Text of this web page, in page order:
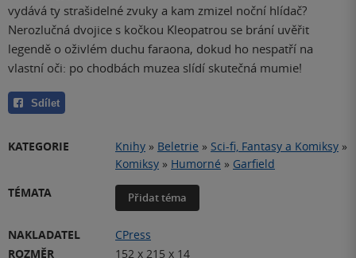
vydává ty strašidelné zvuky a kam zmizel noční hlídač?
Nerozlučná dvojice s kočkou Kleopatrou se brání uvěřit
legendě o oživlém duchu faraona, dokud ho nespatří na
vlastní oči: po chodbách muzea slídí skutečná mumie!
Sdílet
KATEGORIE Knihy » Beletrie » Sci-fi, Fantasy a Komiksy »
Komiksy » Humorné » Garfield
TÉMATA
Přidat téma
NAKLADATEL
CPress
ROZMĚR
152 x 215 x 14